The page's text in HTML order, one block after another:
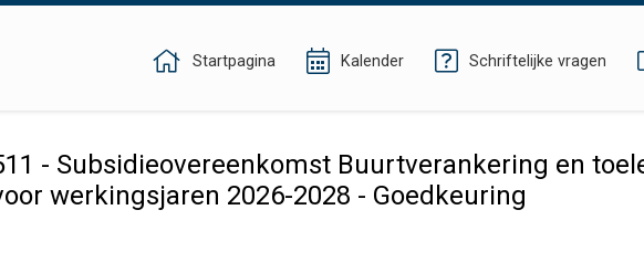
Startpagina Kalender Schriftelijke vragen
- Subsidieovereenkomst Buurtverankering en
werkingsjaren 2026-2028 - Goedkeuring